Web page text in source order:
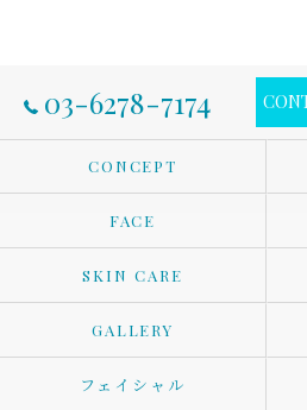
03-6278-7174
CONCEPT
FACE
SKIN CARE
GALLERY
フェイシャル